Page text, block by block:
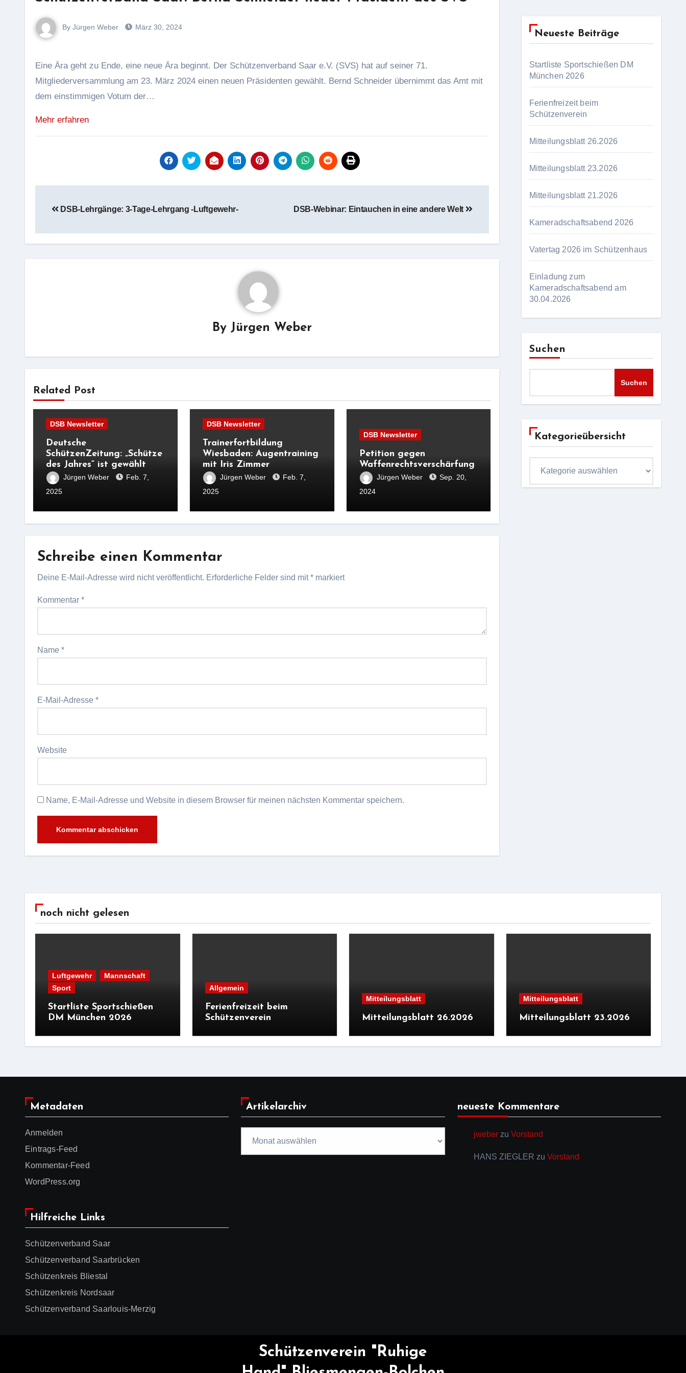
By Jürgen Weber März 30, 2024
Eine Ära geht zu Ende, eine neue Ära beginnt. Der Schützenverband Saar e.V. (SVS) hat auf seiner 71.
Mitgliederversammlung am 23. März 2024 einen neuen Präsidenten gewählt. Bernd Schneider übernimmt das Amt mit
dem einstimmigen Votum der…
Mehr erfahren
DSB-Lehrgänge: 3-Tage-Lehrgang -Luftgewehr- DSB-Webinar: Eintauchen in eine andere Welt
By Jürgen Weber
Related Post
DSB Newsletter
Deutsche
SchützenZeitung: „Schütze
des Jahres“ ist gewählt
Jürgen Weber
Feb. 7,
2025
DSB Newsletter
Trainerfortbildung
Wiesbaden: Augentraining
mit Iris Zimmer
Jürgen Weber
Feb. 7,
2025
DSB Newsletter
Petition gegen
Waffenrechtsverschärfung
Jürgen Weber
Sep. 20,
2024
Schreibe einen Kommentar
Deine E-Mail-Adresse wird nicht veröffentlicht. Erforderliche Felder sind mit* markiert
Kommentar *
Name *
E-Mail-Adresse *
Website
Name, E-Mail-Adresse und Website in diesem Browser für meinen nächsten Kommentar speichern.
Neueste Beiträge
Startliste Sportschießen DM
München 2026
Ferienfreizeit beim
Schützenverein
Mitteilungsblatt 26.2026
Mitteilungsblatt 23.2026
Mitteilungsblatt 21.2026
Kameradschaftsabend 2026
Vatertag 2026 im Schützenhaus
Einladung zum
Kameradschaftsabend am
30.04.2026
Suchen
Suchen
Kategorieübersicht
noch nicht gelesen
Luftgewehr
Mannschaft
Sport
Startliste Sportschießen
DM München 2026
Allgemein
Ferienfreizeit beim
Schützenverein
Mitteilungsblatt
Mitteilungsblatt 26.2026
Mitteilungsblatt
Mitteilungsblatt 23.2026
Metadaten
Anmelden
Eintrags-Feed
Kommentar-Feed
WordPress.org
Artikelarchiv neueste Kommentare
jweberzu Vorstand
HANS ZIEGLER zu Vorstand
Hilfreiche Links
Schützenverband Saar
Schützenverband Saarbrücken
Schützenkreis Bliestal
Schützenkreis Nordsaar
Schützenverband Saarlouis-Merzig
Schützenverein "Ruhige